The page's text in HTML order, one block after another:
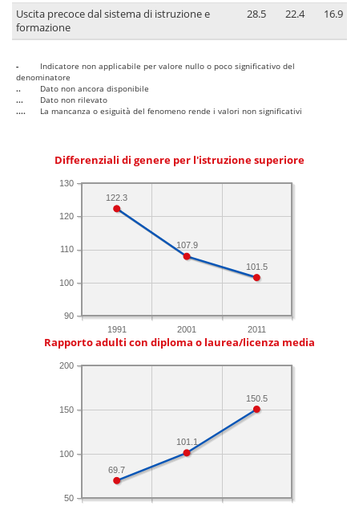
Uscita precoce dal sistema di istruzione e
formazione
28.5 22.4 16.9
-
Indicatore non applicabile per valore nullo o poco significativo del
denominatore
..
Dato non ancora disponibile
...
Dato non rilevato
....
La mancanza o esiguità del fenomeno rende i valori non significativi
Differenziali di genere per l'istruzione superiore
1991 2001 2011
90
100
110
120
130
101.5
107.9
122.3
Rapporto adulti con diploma o laurea/licenza media
50
100
150
200
150.5
101.1
69.7